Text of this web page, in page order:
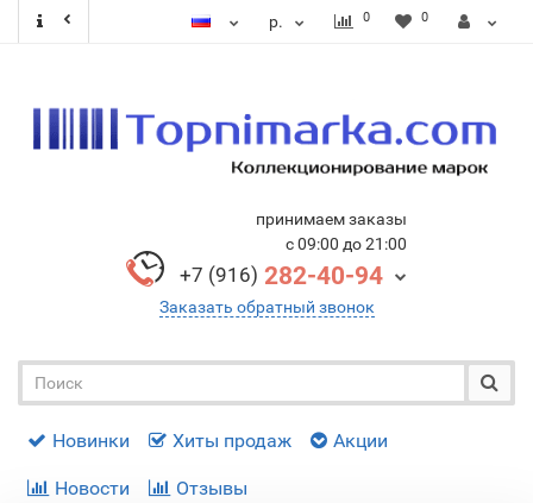
р. 0 0
принимаем заказы
с 09:00 до 21:00
+7 (916) 282-40-94
Заказать обратный звонок
Новинки Хиты продаж Акции
Новости Отзывы